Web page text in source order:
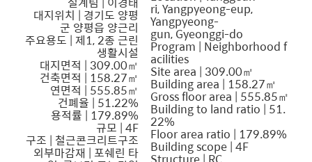
대지위치 | 경기도 양평
군 양평읍 양근리
주요용도 | 제1, 2종 근린
생활시설
대지면적 | 309.00㎡
건축면적 | 158.27㎡
연면적 | 555.85㎡
건폐율 | 51.22%
용적률 | 179.89%
규모 | 4F
구조 | 철근콘크리트구조
외부마감재 | 포쉐린 타
ri, Yangpyeong-eup,
Yangpyeong-
gun, Gyeonggi-do
Program | Neighborhood f
acilities
Site area | 309.00㎡
Building area | 158.27㎡
Gross floor area | 555.85㎡
Building to land ratio | 51.
22%
Floor area ratio | 179.89%
Building scope | 4F